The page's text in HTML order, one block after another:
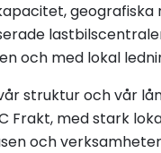
geografiska
och med lokal
struktur och vår
Frakt, med stark
och